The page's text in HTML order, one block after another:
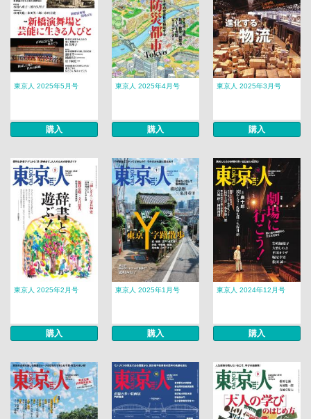
東京人 2025年5月号
購入
東京人 2025年4月号
購入
東京人 2025年3月号
購入
東京人 2025年2月号
購入
東京人 2025年1月号
購入
東京人 2024年12月号
購入